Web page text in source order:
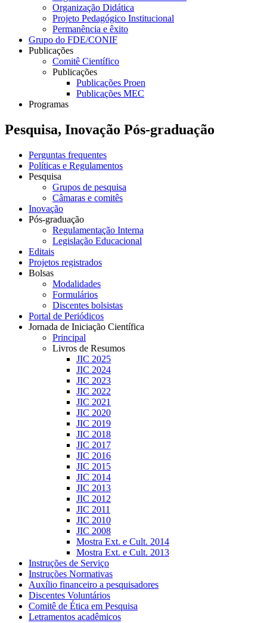
Organização Didática
Projeto Pedagógico Institucional
Permanência e êxito
Grupo do FDE/CONIF
Publicações
Comitê Científico
Publicações
Publicações Proen
Publicações MEC
Programas
Pesquisa, Inovação Pós-graduação
Perguntas frequentes
Políticas e Regulamentos
Pesquisa
Grupos de pesquisa
Câmaras e comitês
Inovação
Pós-graduação
Regulamentação Interna
Legislação Educacional
Editais
Projetos registrados
Bolsas
Modalidades
Formulários
Discentes bolsistas
Portal de Periódicos
Jornada de Iniciação Científica
Principal
Livros de Resumos
JIC 2025
JIC 2024
JIC 2023
JIC 2022
JIC 2021
JIC 2020
JIC 2019
JIC 2018
JIC 2017
JIC 2016
JIC 2015
JIC 2014
JIC 2013
JIC 2012
JIC 2011
JIC 2010
JIC 2008
Mostra Ext. e Cult. 2014
Mostra Ext. e Cult. 2013
Instruções de Serviço
Instruções Normativas
Auxílio financeiro a pesquisadores
Discentes Voluntários
Comitê de Ética em Pesquisa
Letramentos acadêmicos